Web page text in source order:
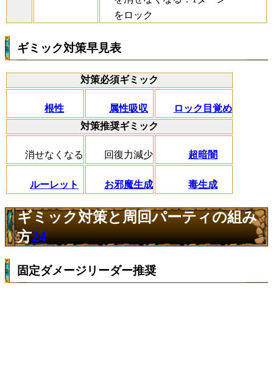
をロック
ギミック対策早見表
対策必須ギミック
根性 属性吸収
ロック目覚め
対策推奨ギミック
消せなくなる 回復力減少 超暗闇
ルーレット お邪魔生成 毒生成
ギミック対策と周回パーティの組み
方24
固定ダメージリーダー推奨